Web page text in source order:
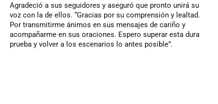
Agradeció a sus seguidores y aseguró que pronto unirá su
voz con la de ellos. “Gracias por su comprensión y lealtad.
Por transmitirme ánimos en sus mensajes de cariño y
acompañarme en sus oraciones. Espero superar esta dura
prueba y volver a los escenarios lo antes posible”.